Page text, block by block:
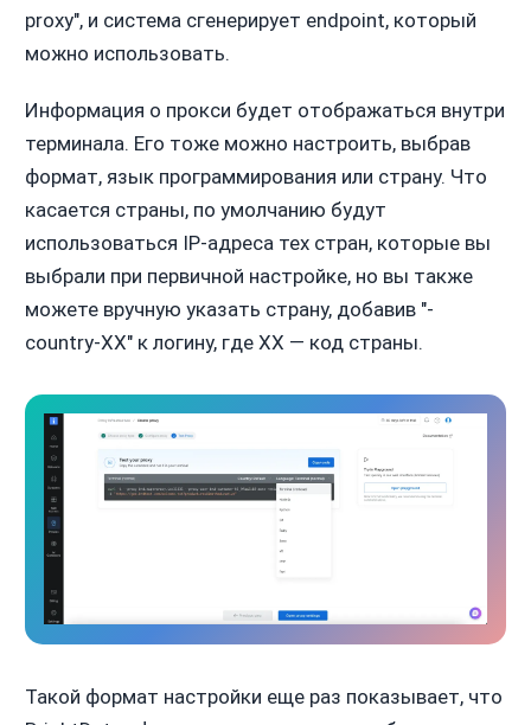
proxy", и система сгенерирует endpoint, который
можно использовать.
Информация о прокси будет отображаться внутри
терминала. Его тоже можно настроить, выбрав
формат, язык программирования или страну. Что
касается страны, по умолчанию будут
использоваться IP-адреса тех стран, которые вы
выбрали при первичной настройке, но вы также
можете вручную указать страну, добавив "-
country-XX" к логину, где XX — код страны.
Такой формат настройки еще раз показывает, что